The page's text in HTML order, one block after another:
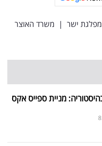
מפלגת ישר | משרד האוצר
מניית ספייס אקס